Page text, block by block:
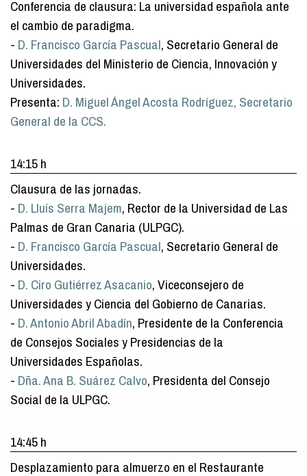
Conferencia de clausura: La universidad española ante
el cambio de paradigma.
- D. Francisco García Pascual, Secretario General de
Universidades del Ministerio de Ciencia, Innovación y
Universidades.
Presenta: D. Miguel Ángel Acosta Rodríguez, Secretario
General de la CCS.
14:15 h
Clausura de las jornadas.
- D. Lluís Serra Majem, Rector de la Universidad de Las
Palmas de Gran Canaria (ULPGC).
- D. Francisco García Pascual, Secretario General de
Universidades.
- D. Ciro Gutiérrez Asacanio, Viceconsejero de
Universidades y Ciencia del Gobierno de Canarias.
- D. Antonio Abril Abadín, Presidente de la Conferencia
de Consejos Sociales y Presidencias de la
Universidades Españolas.
- Dña. Ana B. Suárez Calvo, Presidenta del Consejo
Social de la ULPGC.
14:45 h
Desplazamiento para almuerzo en el Restaurante